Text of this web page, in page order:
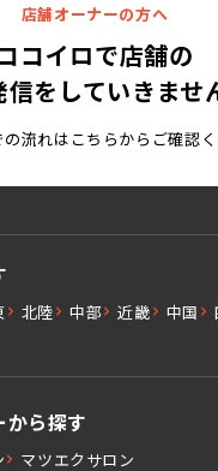
店舗オーナーの方へ
コイロで店舗の
をしていきませ
流れはこちらからご確認く
北陸 中部 近畿 中国
から探す
マツエクサロン